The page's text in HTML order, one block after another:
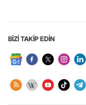
BİZİ TAKİP EDİN